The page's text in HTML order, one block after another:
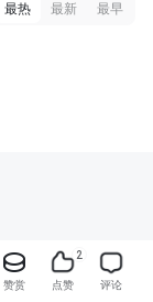
最热 最新 最早
赞赏
2
点赞 评论